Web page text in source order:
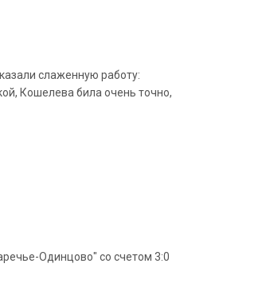
слаженную работу:
Кошелева била очень точно,
Одинцово" со счетом 3:0